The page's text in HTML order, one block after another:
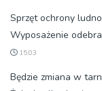
Sprzęt ochrony
Wyposażenie
15:03
Będzie zmiana w